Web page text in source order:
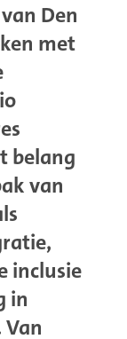
Den
met
belang
van
inclusie
in